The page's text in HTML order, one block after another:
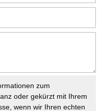
zum
oder gekürzt mit Ihrem
wenn wir Ihren echten